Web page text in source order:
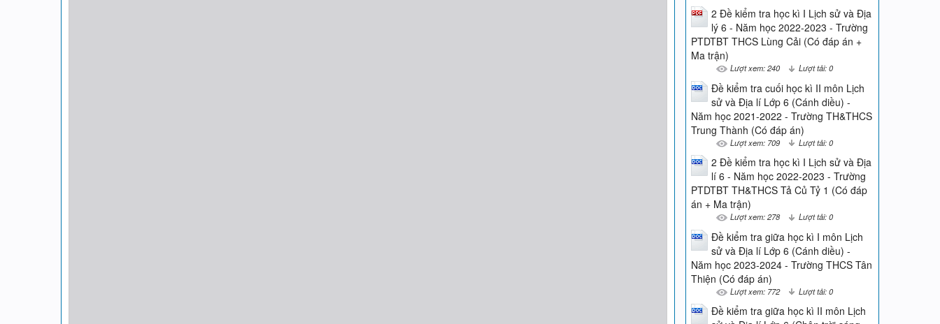
2 Đề kiểm tra học kì I Lịch sử và Địa
lý 6 - Năm học 2022-2023 - Trường
PTDTBT THCS Lùng Cải (Có đáp án +
Ma trận)
Lượt xem: 240 Lượt tải: 0
Đề kiểm tra cuối học kì II môn Lịch
sử và Địa lí Lớp 6 (Cánh diều) -
Năm học 2021-2022 - Trường TH&THCS
Trung Thành (Có đáp án)
Lượt xem: 709 Lượt tải: 0
2 Đề kiểm tra học kì I Lịch sử và Địa
lí 6 - Năm học 2022-2023 - Trường
PTDTBT TH&THCS Tả Củ Tỷ 1 (Có đáp
án + Ma trận)
Lượt xem: 278 Lượt tải: 0
Đề kiểm tra giữa học kì I môn Lịch
sử và Địa lí Lớp 6 (Cánh diều) -
Năm học 2023-2024 - Trường THCS Tân
Thiện (Có đáp án)
Lượt xem: 772 Lượt tải: 0
Đề kiểm tra giữa học kì II môn Lịch